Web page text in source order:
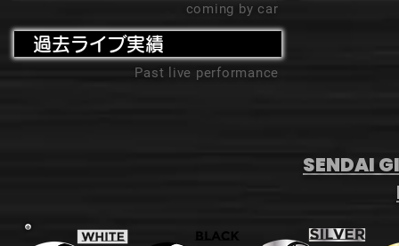
coming by car
過去ライブ実績
Past live performance
SENDAI